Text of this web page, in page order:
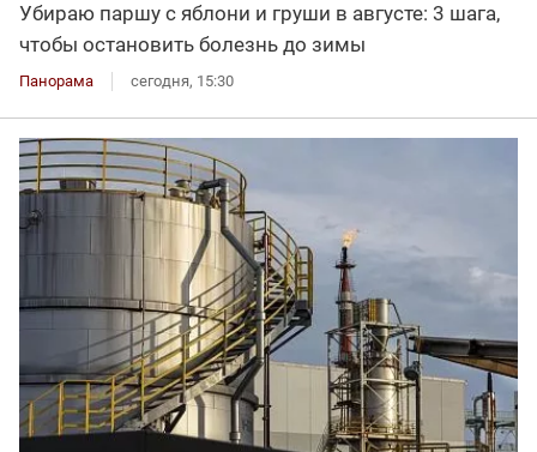
Убираю паршу с яблони и груши в августе: 3 шага,
чтобы остановить болезнь до зимы
Панорама сегодня, 15:30